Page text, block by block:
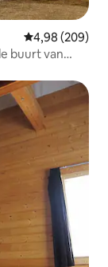
Gemiddelde
4,98 (209)
buurt van